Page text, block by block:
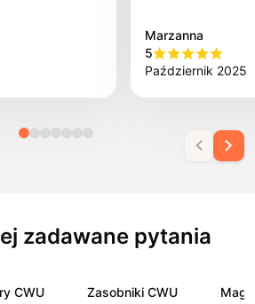
Marzanna
5
Październik 2025
zadawane pytania
CWU Zasobniki CWU